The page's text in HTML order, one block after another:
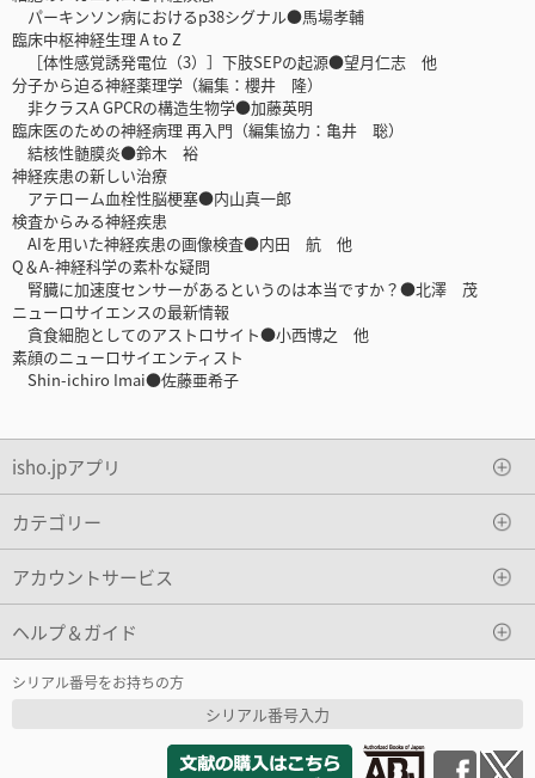
パーキンソン病におけるp38シグナル●馬場孝輔
臨床中枢神経生理 A to Z
［体性感覚誘発電位（3）］下肢SEPの起源●望月仁志 他
分子から迫る神経薬理学（編集：櫻井 隆）
非クラスA GPCRの構造生物学●加藤英明
臨床医のための神経病理 再入門（編集協力：亀井 聡）
結核性髄膜炎●鈴木 裕
神経疾患の新しい治療
アテローム血栓性脳梗塞●内山真一郎
検査からみる神経疾患
AIを用いた神経疾患の画像検査●内田 航 他
Q＆A-神経科学の素朴な疑問
腎臓に加速度センサーがあるというのは本当ですか？●北澤 茂
ニューロサイエンスの最新情報
貪食細胞としてのアストロサイト●小西博之 他
素顔のニューロサイエンティスト
Shin-ichiro Imai●佐藤亜希子
isho.jpアプリ
カテゴリー
アカウントサービス
ヘルプ＆ガイド
シリアル番号をお持ちの方
シリアル番号入力